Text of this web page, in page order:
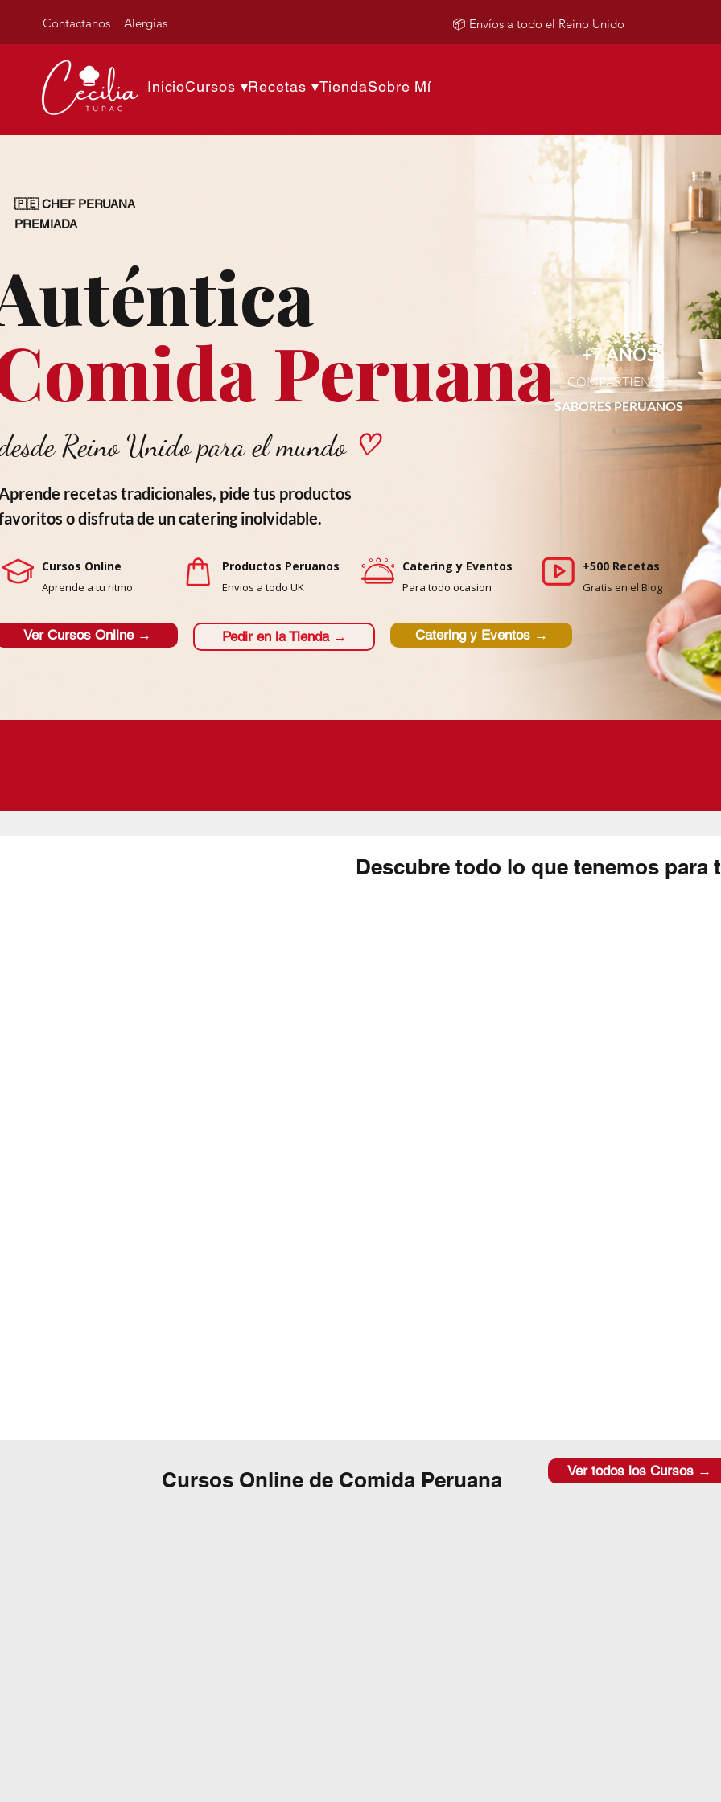
Contactanos Alergias 📦 Envíos a todo el Reino Unido
InicioCursos ▾Recetas ▾TiendaSobre Mí
🇵🇪 CHEF PERUANA
PREMIADA
Reino Unido para el mundo ♡
Peruana
recetas tradicionales, pide tus productos
o disfruta de un catering inolvidable.
Cursos Online
Aprende a tu ritmo
Productos Peruanos
Envios a todo UK
Catering y Eventos
Para todo ocasion
+500 Recetas
Gratis en el Blog
Ver Cursos Online → Pedir en la Tienda → Catering y Eventos →
+7 AÑOS
COMPARTIENDO
SABORES PERUANOS
Descubre todo lo que tenemos para
Cursos Online de Comida Peruana Ver todos los Cursos →